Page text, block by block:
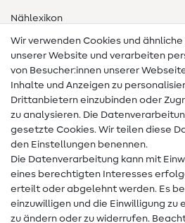
Nählexikon
Nähanleitungen
Hilfe & Kontakt
Kontakt
Infos zum Betreiberwechsel
Widerrufsrecht
Beliebt
Wir verwenden Cookies und
unserer Website und verarbeiten
von Besucher:innen unserer
Inhalte und Anzeigen zu
Drittanbietern einzubinden oder
zu analysieren. Die
gesetzte Cookies. Wir teilen diese
den Einstellungen benennen.
Die Datenverarbeitung kann mit
eines berechtigten Interesses
erteilt oder abgelehnt werden. Es
einzuwilligen und die Einwilligung zu
zu ändern oder zu widerrufen.